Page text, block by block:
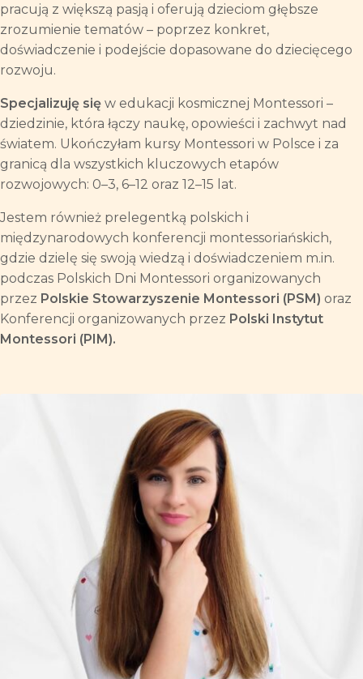
pracują z większą pasją i oferują dzieciom głębsze
zrozumienie tematów – poprzez konkret,
doświadczenie i podejście dopasowane do dziecięcego
rozwoju.
Specjalizuję się w edukacji kosmicznej Montessori –
dziedzinie, która łączy naukę, opowieści i zachwyt nad
światem. Ukończyłam kursy Montessori w Polsce i za
granicą dla wszystkich kluczowych etapów
rozwojowych: 0–3, 6–12 oraz 12–15 lat.
Jestem również prelegentką polskich i
międzynarodowych konferencji montessoriańskich,
gdzie dzielę się swoją wiedzą i doświadczeniem m.in.
podczas Polskich Dni Montessori organizowanych
przez Polskie Stowarzyszenie Montessori (PSM) oraz
Konferencji organizowanych przez Polski Instytut
Montessori (PIM).